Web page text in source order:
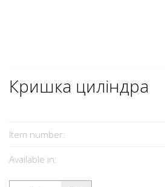
Кришка циліндра
Item number:
Available in: